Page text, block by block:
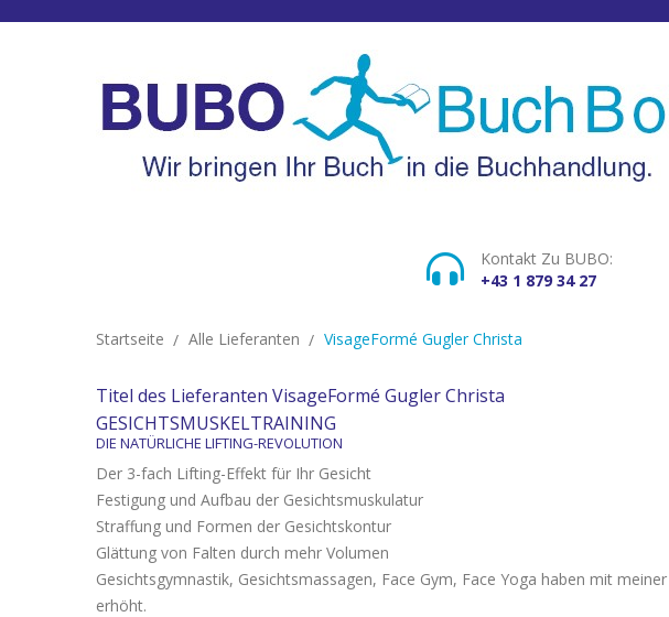
Kontakt Zu BUBO:
+43 1 879 34 27
Startseite Alle Lieferanten VisageFormé Gugler Christa
Titel des Lieferanten VisageFormé Gugler Christa
GESICHTSMUSKELTRAINING
DIE NATÜRLICHE LIFTING-REVOLUTION
Der 3-fach Lifting-Effekt für Ihr Gesicht
Festigung und Aufbau der Gesichtsmuskulatur
Straffung und Formen der Gesichtskontur
Glättung von Falten durch mehr Volumen
Gesichtsgymnastik, Gesichtsmassagen, Face Gym, Face Yoga haben mit
erhöht.